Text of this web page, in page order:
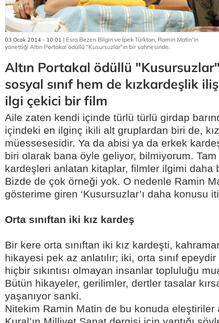
03 Ocak 2014 - 10:01 | Esra Bezen Bilgin ve İpek Türktan, Ramin Matin'in
yönettiği Altın Portakal ödüllü "Kusursuzlar"ın bir sahnesinde.
Altın Portakal ödüllü "Kusursuzlar"
sosyal sınıf hem de kızkardeşlik
ilgi çekici bir film
Aile zaten kendi içinde türlü türlü girdap
içindeki en ilginç ikili alt gruplardan biri de,
müessesesidir. Ya da abisi ya da erkek
biri olarak bana öyle geliyor, bilmiyorum.
kardeşleri anlatan kitaplar, filmler ilgimi daha
Bizde de çok örneği yok. O nedenle Ramin
gösterime giren ‘Kusursuzlar’ı daha konusu
Orta sınıftan iki kız kardeş
Bir kere orta sınıftan iki kız kardeşti,
hikayesi pek az anlatılır; iki, orta sınıf
hiçbir sıkıntısı olmayan insanlar topluluğu
Bütün hikayeler, gerilimler, dertler tasalar
yaşanıyor sanki.
Nitekim Ramin Matin de bu konuda eleştiriler